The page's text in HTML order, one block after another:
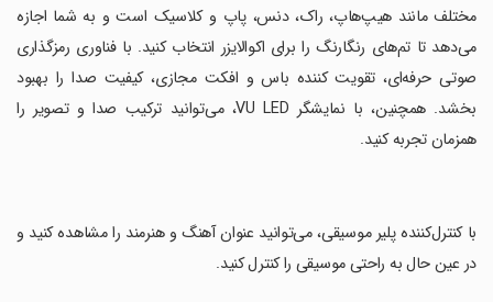
مختلف مانند هیپ‌هاپ، راک، دنس، پاپ و کلاسیک است و به شما اجازه
می‌دهد تا تم‌های رنگارنگ را برای اکوالایزر انتخاب کنید. با فناوری رمزگذاری
صوتی حرفه‌ای، تقویت کننده باس و افکت مجازی، کیفیت صدا را بهبود
بخشد. همچنین، با نمایشگر VU LED، می‌توانید ترکیب صدا و تصویر را
همزمان تجربه کنید.
‏با کنترل‌کننده پلیر موسیقی، می‌توانید عنوان آهنگ و هنرمند را مشاهده کنید و
در عین حال به راحتی موسیقی را کنترل کنید.